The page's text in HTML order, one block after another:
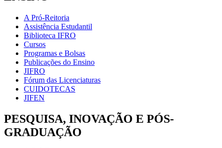
A Pró-Reitoria
Assistência Estudantil
Biblioteca IFRO
Cursos
Programas e Bolsas
Publicações do Ensino
JIFRO
Fórum das Licenciaturas
CUIDOTECAS
JIFEN
PESQUISA, INOVAÇÃO E PÓS-
GRADUAÇÃO